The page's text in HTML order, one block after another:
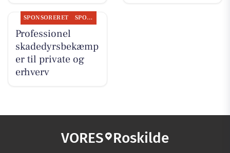
SPONSORERET SPONSORERET INDHOLD
Professionel
skadedyrsbekæmp
er til private og
erhverv
VORES Roskilde